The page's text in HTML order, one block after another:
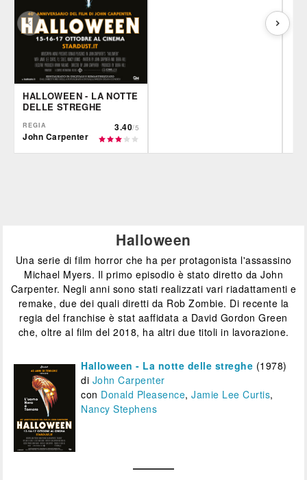
HALLOWEEN - LA NOTTE
DELLE STREGHE
REGIA
John Carpenter
3.40/5
Halloween
Una serie di film horror che ha per protagonista l'assassino
Michael Myers. Il primo episodio è stato diretto da John
Carpenter. Negli anni sono stati realizzati vari riadattamenti e
remake, due dei quali diretti da Rob Zombie. Di recente la
regia del franchise è stat aaffidata a David Gordon Green
che, oltre al film del 2018, ha altri due titoli in lavorazione.
Halloween - La notte delle streghe (1978)
di John Carpenter
con Donald Pleasence,Jamie Lee Curtis,
Nancy Stephens